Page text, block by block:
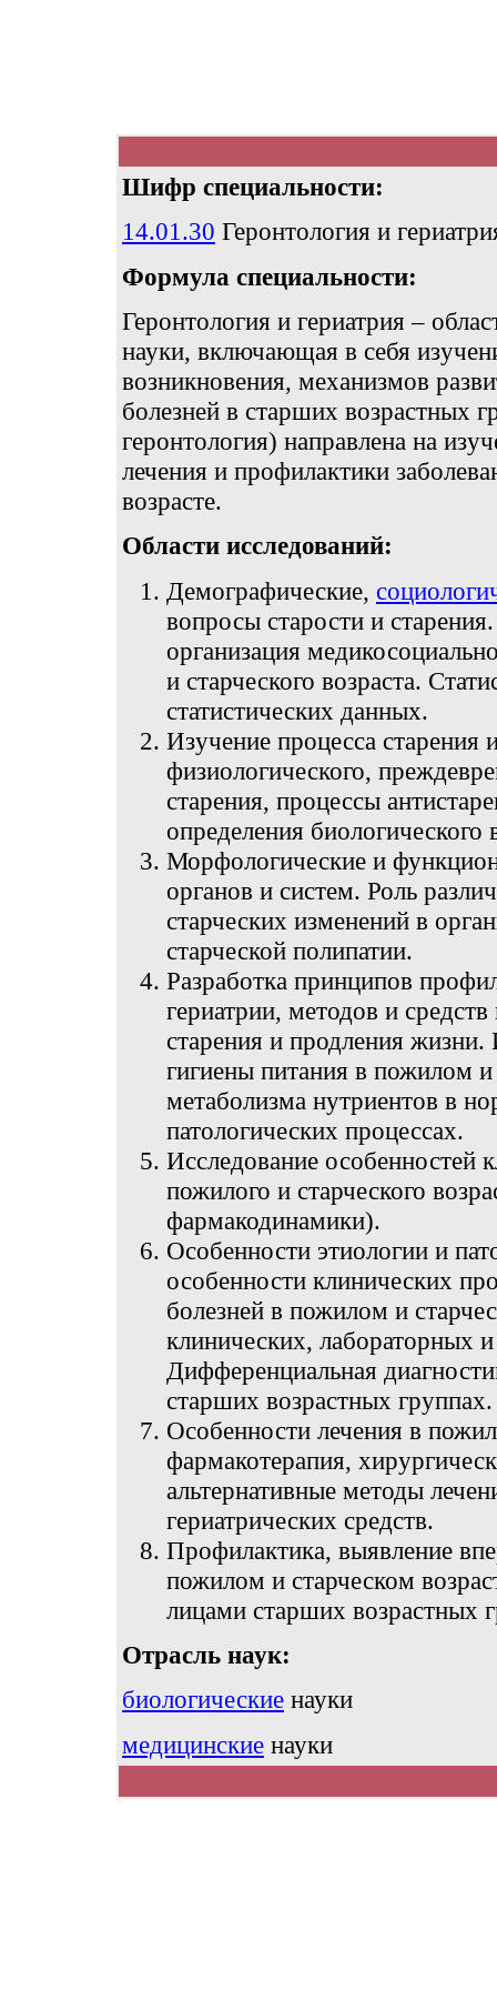
Шифр специальности:
14.01.30 Геронтология и
Формула специальности:
Геронтология и гериатрия –
науки, включающая в себя
возникновения, механизмов
болезней в старших возрастных
геронтология) направлена на
лечения и профилактики
возрасте.
Области исследований:
Демографические,
вопросы старости и
организация
и старческого возраста.
статистических данных.
Изучение процесса
физиологического,
старения, процессы
определения биологического
Морфологические и
органов и систем. Роль
старческих изменений в
старческой полипатии.
Разработка принципов
гериатрии, методов и
старения и продления
гигиены питания в пожилом и
метаболизма нутриентов в
патологических процессах.
Исследование особенностей
пожилого и старческого
фармакодинамики).
Особенности этиологии и
особенности клинических
болезней в пожилом и
клинических, лабораторных
Дифференциальная
старших возрастных группах.
Особенности лечения в
фармакотерапия,
альтернативные методы
гериатрических средств.
Профилактика, выявление
пожилом и старческом
лицами старших возрастных
Отрасль наук:
биологические науки
медицинские науки